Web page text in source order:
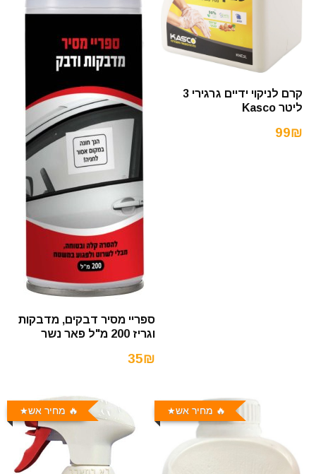
קרם לניקוי ידיים גרגירי 3
ליטר Kasco
99₪
ספריי מסיר דבקים, מדבקות
וגריז 200 מ"ל פאר נשר
35₪
🔥 מחיר אש 🔥 מחיר אש